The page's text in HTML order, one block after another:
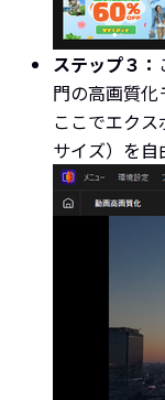
ステップ３：
門の高画質化
ここでエク
サイズ）を自